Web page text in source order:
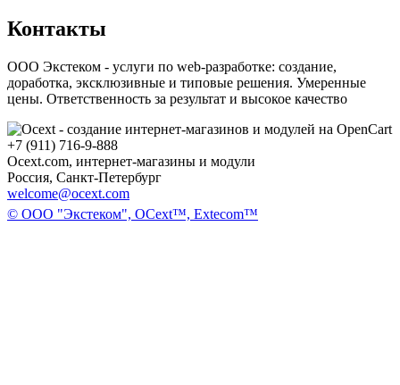
Контакты
ООО Экстеком - услуги по web-разработке: создание,
доработка, эксклюзивные и типовые решения. Умеренные
цены. Ответственность за результат и высокое качество
+7 (911) 716-9-888
Ocext.com, интернет-магазины и модули
Россия, Санкт-Петербург
welcome@ocext.com
© ООО "Экстеком", OCext™, Extecom™